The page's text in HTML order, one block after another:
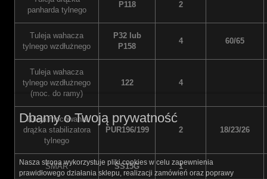
panharda tylnego
P118 2
Tuleja wahacza
tylnego wzdłużnego
P32 lub
P158
4 60/65
Tuleja wahacza
tylnego wzdłużnego
(moc. do ramy)
122 4
Tuleja mocowania
drążka stabilizatora
tylnego
PUR196/199 2 18/23/26
SMAR SS15G 1
Dbamy o Twoją prywatność
Nasza strona wykorzystuje pliki cookies w celu zapewnienia
prawidłowego działania sklepu, realizacji zamówień oraz poprawy